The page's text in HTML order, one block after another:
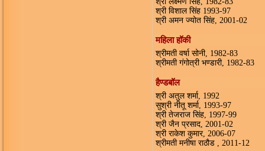
श्री विशाल सिंह 1993-97
श्री अमन ज्योत सिंह, 2001-02
महिला हॉकी
श्रीमती वर्षा सोनी, 1982-83
श्रीमती गंगोत्री भण्डारी, 1982-83
हैण्डबॉल
श्री अतुल शर्मा, 1992
सुश्री नीतू शर्मा, 1993-97
श्री तेजराज सिंह, 1997-99
श्री जैन प्रसाद, 2001-02
श्री राकेश कुमार, 2006-07
श्रीमती मनीषा राठौड , 2011-12